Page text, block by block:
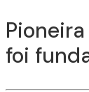
foi